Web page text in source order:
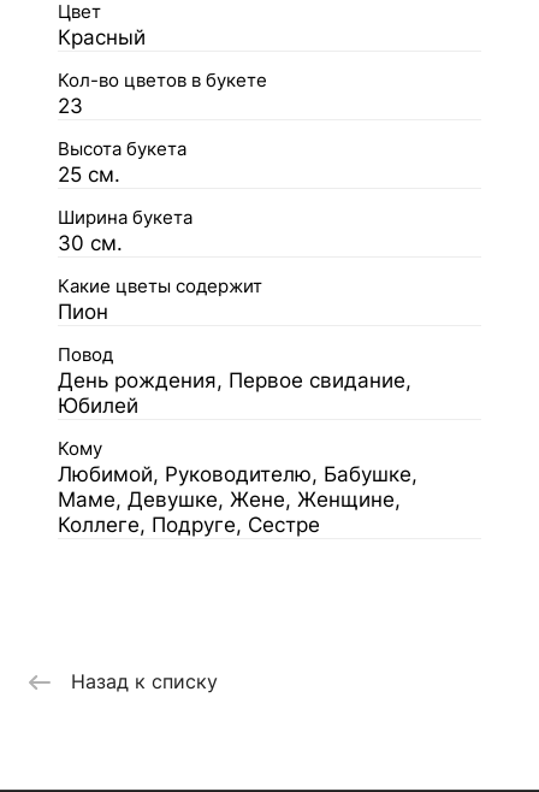
Цвет
Красный
Кол-во цветов в букете
23
Высота букета
25 см.
Ширина букета
30 см.
Какие цветы содержит
Пион
Повод
День рождения, Первое свидание,
Юбилей
Кому
Любимой, Руководителю, Бабушке,
Маме, Девушке, Жене, Женщине,
Коллеге, Подруге, Сестре
Назад к списку